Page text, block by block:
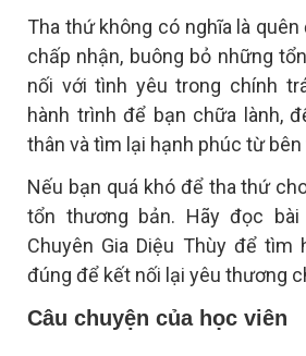
Tha thứ không có nghĩa là
chấp nhận, buông bỏ những
nối với tình yêu trong chính
hành trình để bạn chữa lành,
thân và tìm lại hạnh phúc từ bên
Nếu bạn quá khó để tha thứ
tổn thương bản. Hãy đọc
Chuyên Gia Diệu Thùy để tìm
đúng để kết nối lại yêu thương
Câu chuyện của học viên